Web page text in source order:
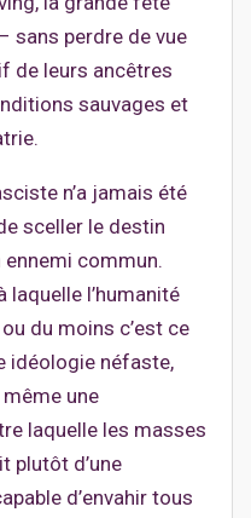
sans perdre de vue
de leurs ancêtres
sauvages et
n’a jamais été
sceller le destin
commun.
laquelle l’humanité
du moins c’est ce
idéologie néfaste,
une
laquelle les masses
plutôt d’une
d’envahir tous